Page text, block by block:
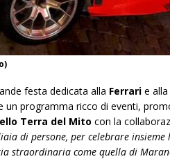
festa dedicata alla Ferrari e
programma ricco di eventi,
Terra del Mito con la
di persone, per celebrare insieme
straordinaria come quella di